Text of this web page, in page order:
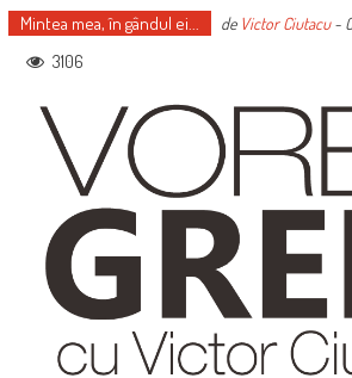
Mintea mea, în gândul ei... de Victor Ciutacu-
3106